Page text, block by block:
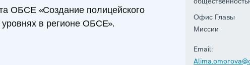
ОБСЕ «Создание полицейского
в регионе ОБСЕ».
Офис Главы
Миссии
Email: